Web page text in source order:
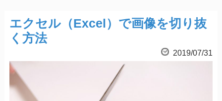
エクセル（Excel）で画像を切り抜
く方法
2019/07/31